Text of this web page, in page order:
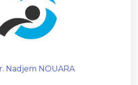
Nadjem NOUARA